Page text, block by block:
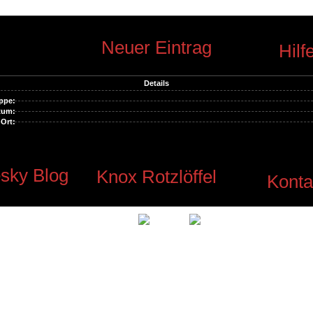
Neuer Eintrag
Details
Ort:
Blog Knox Rotzlöffel